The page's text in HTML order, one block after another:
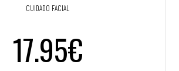
CUIDADO FACIAL
17.95€